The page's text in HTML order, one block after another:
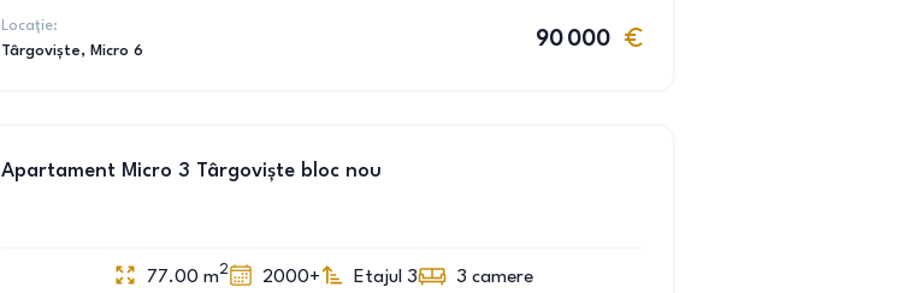
Locație:
Târgoviște, Micro 6
90 000
Apartament Micro 3 Târgoviște bloc nou
77.00 m2 2000+ Etajul 3 3 camere